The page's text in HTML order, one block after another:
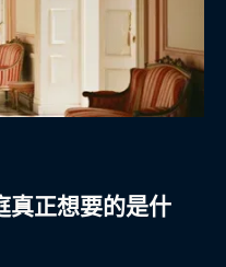
真正想要的是什